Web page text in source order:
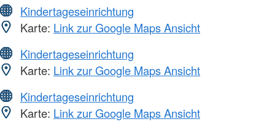
Kindertageseinrichtung
Karte: Link zur Google Maps Ansicht
Kindertageseinrichtung
Karte: Link zur Google Maps Ansicht
Kindertageseinrichtung
Karte: Link zur Google Maps Ansicht